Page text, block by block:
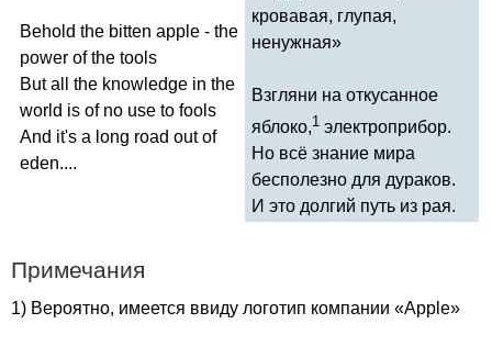
Behold the bitten apple - the
power of the tools
But all the knowledge in the
world is of no use to fools
And it's a long road out of
eden....
кровавая, глупая,
ненужная»
Взгляни на откусанное
яблоко,1 электроприбор.
Но всё знание мира
бесполезно для дураков.
И это долгий путь из рая.
Примечания
1) Вероятно, имеется ввиду логотип компании «Apple»